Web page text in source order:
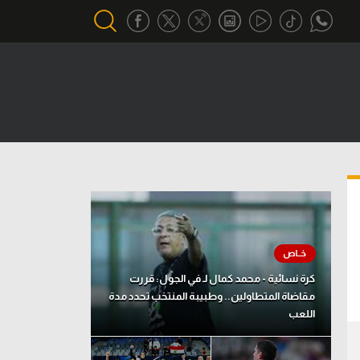
تحقيق في الجول
تقرير في الجول
تحليل في الجول
حكايات في الجول
كويز في الجول
فيديو في الجول
كرة نسائية - محمد كمال لـ في الجول: قررت
مقاضاة المتطاولين.. وطبيبة المنتخب تحدد مدة
اللعب